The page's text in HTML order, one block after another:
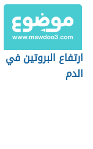
ارتفاع البروتين في
الدم